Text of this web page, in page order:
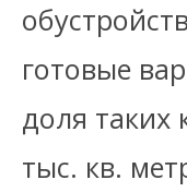
готовые
доля таких
тыс. кв.